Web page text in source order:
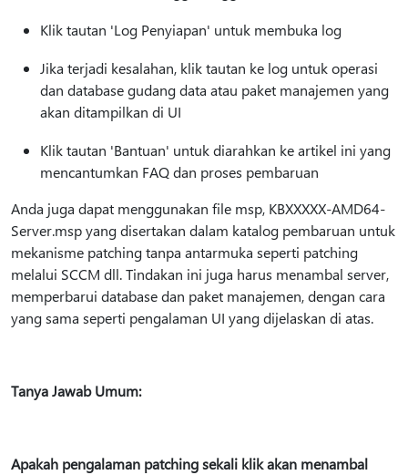
Klik tautan 'Log Penyiapan' untuk membuka log
Jika terjadi kesalahan, klik tautan ke log untuk operasi
dan database gudang data atau paket manajemen yang
akan ditampilkan di UI
Klik tautan 'Bantuan' untuk diarahkan ke artikel ini yang
mencantumkan FAQ dan proses pembaruan
Anda juga dapat menggunakan file msp, KBXXXXX-AMD64-
Server.msp yang disertakan dalam katalog pembaruan untuk
mekanisme patching tanpa antarmuka seperti patching
melalui SCCM dll. Tindakan ini juga harus menambal server,
memperbarui database dan paket manajemen, dengan cara
yang sama seperti pengalaman UI yang dijelaskan di atas.
Tanya Jawab Umum:
Apakah pengalaman patching sekali klik akan menambal